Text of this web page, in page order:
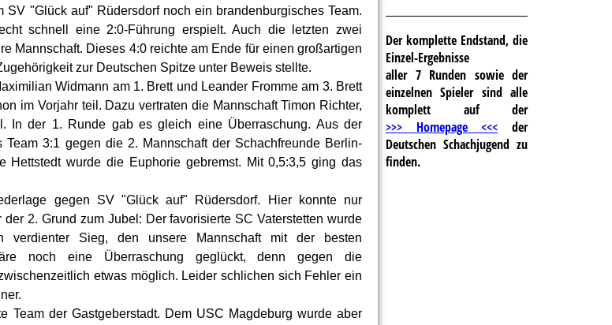
SV "Glück auf" Rüdersdorf noch ein brandenburgisches Team.
schnell eine 2:0-Führung erspielt. Auch die letzten zwei
Mannschaft. Dieses 4:0 reichte am Ende für einen großartigen
zur Deutschen Spitze unter Beweis stellte.
Widmann am 1. Brett und Leander Fromme am 3. Brett
im Vorjahr teil. Dazu vertraten die Mannschaft Timon Richter,
In der 1. Runde gab es gleich eine Überraschung. Aus der
3:1 gegen die 2. Mannschaft der Schachfreunde Berlin-
Hettstedt wurde die Euphorie gebremst. Mit 0,5:3,5 ging das
gegen SV "Glück auf" Rüdersdorf. Hier konnte nur
2. Grund zum Jubel: Der favorisierte SC Vaterstetten wurde
verdienter Sieg, den unsere Mannschaft mit der besten
noch eine Überraschung geglückt, denn gegen die
etwas möglich. Leider schlichen sich Fehler ein
Team der Gastgeberstadt. Dem USC Magdeburg wurde aber
Der komplette Endstand, die
Einzel-Ergebnisse
aller 7 Runden sowie der
einzelnen Spieler sind alle
komplett auf der
>>> Homepage <<< der
Deutschen Schachjugend zu
finden.